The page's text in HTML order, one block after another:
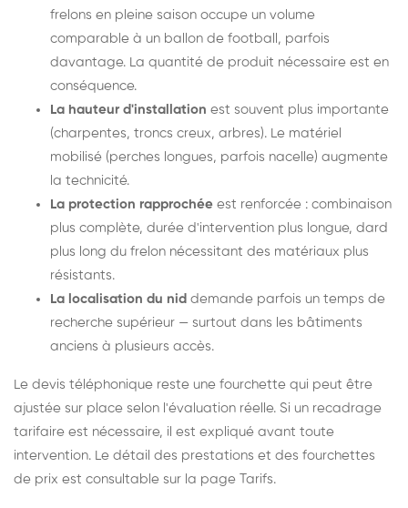
frelons en pleine saison occupe un volume
comparable à un ballon de football, parfois
davantage. La quantité de produit nécessaire est en
conséquence.
La hauteur d'installation est souvent plus importante
(charpentes, troncs creux, arbres). Le matériel
mobilisé (perches longues, parfois nacelle) augmente
la technicité.
La protection rapprochée est renforcée : combinaison
plus complète, durée d'intervention plus longue, dard
plus long du frelon nécessitant des matériaux plus
résistants.
La localisation du nid demande parfois un temps de
recherche supérieur — surtout dans les bâtiments
anciens à plusieurs accès.
Le devis téléphonique reste une fourchette qui peut être
ajustée sur place selon l'évaluation réelle. Si un recadrage
tarifaire est nécessaire, il est expliqué avant toute
intervention. Le détail des prestations et des fourchettes
de prix est consultable sur la page Tarifs.